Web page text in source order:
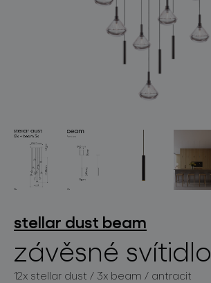
projekty
stellar dust beam
závěsné svítidlo
12x stellar dust / 3x beam / antracit